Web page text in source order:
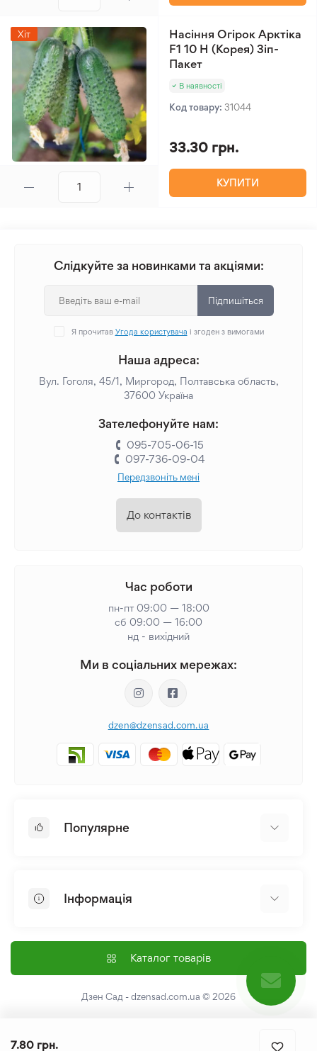
7.80 грн.
Хіт
Насіння Огірок Арктіка
F1 10 Н (Корея) Зіп-
Пакет
В наявності
Код товару: 31044
33.30 грн.
КУПИТИ
Слідкуйте за новинками та акціями:
Підпишіться
Я прочитав Угода користувача і згоден з вимогами
Наша адреса:
Вул. Гоголя, 45/1, Миргород, Полтавська область,
37600 Україна
Зателефонуйте нам:
095-705-06-15
097-736-09-04
Передзвоніть мені
До контактів
Час роботи
пн-пт 09:00 — 18:00
сб 09:00 — 16:00
нд - вихідний
Ми в соціальних мережах:
dzen@dzensad.com.ua
Популярне
Лілія
Насіння
Інформація
Доставка і оплата
Контакти
Каталог товарів
Дзен Сад - dzensad.com.ua © 2026